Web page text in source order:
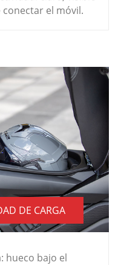
el móvil.
DE CARGA
hueco bajo el